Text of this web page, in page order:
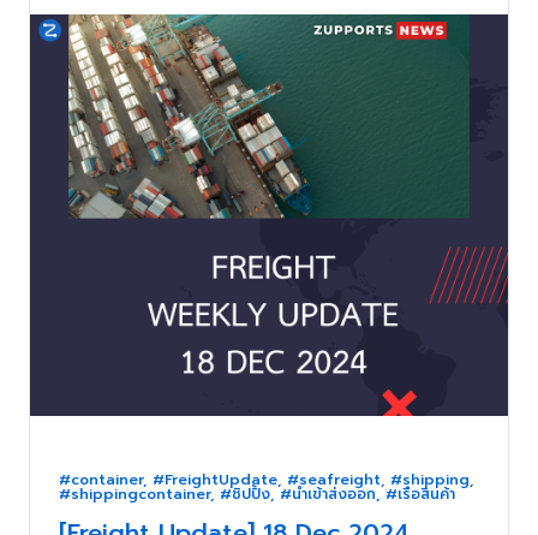
#container, #FreightUpdate, #seafreight, #shipping,
#shippingcontainer, #ชิปปิ้ง,#นำเข้าส่งออก,#เรือสินค้า